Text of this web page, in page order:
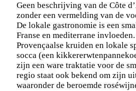
Geen beschrijving van de Côte
zonder een vermelding van de
De lokale gastronomie is een
Franse en mediterrane
Provençaalse kruiden en lokale
socca (een
zijn een ware traktatie voor de
regio staat ook bekend om zijn
waaronder de beroemde